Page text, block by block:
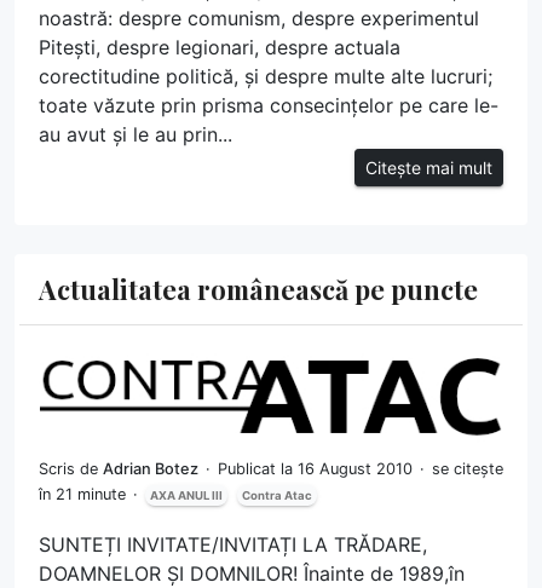
noastră: despre comunism, despre experimentul
Pitești, despre legionari, despre actuala
corectitudine politică, și despre multe alte lucruri;
toate văzute prin prisma consecințelor pe care le-
au avut și le au prin...
Citește mai mult
Actualitatea românească pe puncte
Scris de Adrian Botez Publicat la 16 August 2010
se citește
în 21 minute
AXA ANUL III Contra Atac
SUNTEȚI INVITATE/INVITAȚI LA TRĂDARE,
DOAMNELOR ȘI DOMNILOR! Înainte de 1989,în